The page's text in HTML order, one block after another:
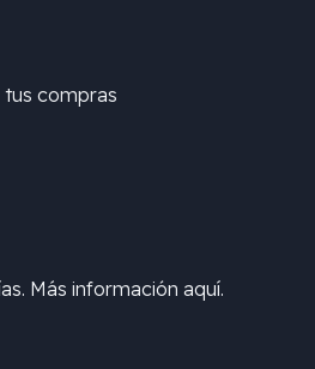
tus compras
Más información aquí.